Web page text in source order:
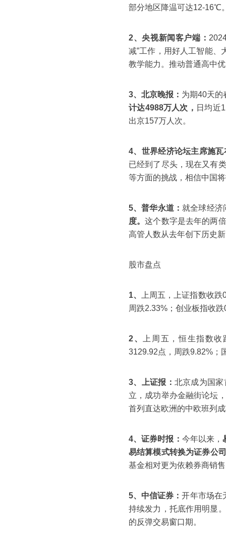
部分地区降温可达12-16℃
2、央视新闻客户端：
减”工作，用好人工智能、
教学能力。推动普通高中
3、北京晚报： 为期40天的
计达4988万人次， 日均近
出京157万人次。
4、世界经济论坛主席施瓦
已经到了尽头，现在又有
等方面的挑战，相信中国
5、普华永道： 就全球经济
度。这个数字是去年的两
高管人数从去年创下历史
股市盘点
1、
上周五，上证指数收
周跌2.33%；创业板指收
2、
上周五，恒生指数
3129.92点，周跌9.82%；
3、上证报： 北京成为国
立，成功举办金融街论坛，
首列直达欧洲的中欧班列
4、证券时报： 今年以来，
易结算模式转换为证券公
基金相对更为依赖券商销
5、中信证券：开年市场在
持续发力，托底作用明显
的反弹交易窗口期。